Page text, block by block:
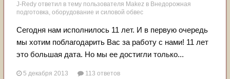
J-Redy ответил в тему пользователя Makez в Внедорожная
подготовка, оборудование и силовой обвес
Сегодня нам исполнилось 11 лет. И в первую очередь
мы хотим поблагодарить Вас за работу с нами! 11 лет
это большая дата. Но мы ее достигли только...
5 декабря 2013 113 ответов